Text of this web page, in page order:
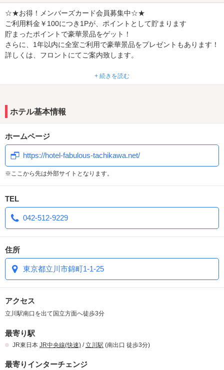
ったりです♪
全部屋に60インチ以上のテレビを完備し、VODは1200タイトル以
上、全室見放題！
またハイクラスなアメニティーをご用意しております。
お客さまの様々なご要望に「おもてなし」の心でご応対致します。
☆★お得！メンバーズカード会員募集中☆★
ご利用料金￥100につき1Pが、ポイントとして貯まります
貯まったポイントで豪華景品をゲット！
さらに、1年以内に全室ご利用で豪華景品をプレゼントもあります！
詳しくは、フロントにてご案内致します。
+ 続きを読む
ホテル基本情報
ホームページ
https://hotel-fabulous-tachikawa.net/
※ここから先は外部サイトとなります。
TEL
042-512-9229
住所
東京都立川市錦町1-1-25
アクセス
立川駅南口を出て国立方面へ徒歩3分
最寄り駅
JR東日本 JR中央線(快速) /立川駅 (南出口 徒歩3分)
最寄りインターチェンジ